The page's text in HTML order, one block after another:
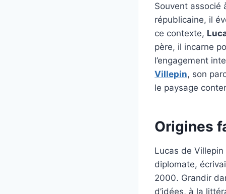
Souvent associé
républicaine, il
ce contexte,
père, il incarne
l’engagement
Villepin, son
le paysage
Origines
Lucas de
diplomate,
2000. Grandir
d’idées, à la